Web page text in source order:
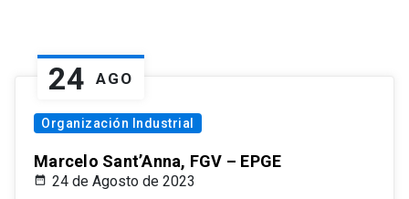
24 AGO
Organización Industrial
Marcelo Sant’Anna, FGV – EPGE
24 de Agosto de 2023